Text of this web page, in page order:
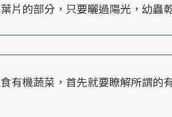
片的部分，只要曬過陽光，幼蟲
機蔬菜，首先就要瞭解所謂的